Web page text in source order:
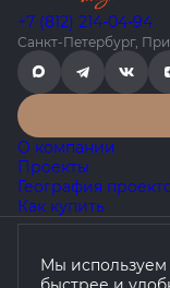
+7 (812) 214-04-94
Санкт-Петербург,
О компании
Проекты
География
Как купить
Согласие на
Мы используем